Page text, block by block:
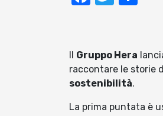
Gruppo Hera
raccontare le storie
sostenibilità.
La prima puntata è